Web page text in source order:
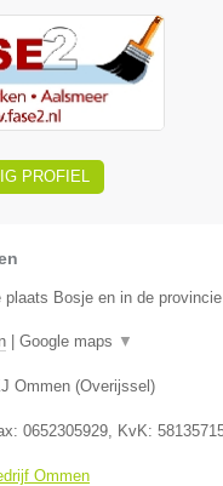
PROFIEL
Bosje en in de provincie
Google maps ▼
Ommen (Overijssel )
0652305929 , KvK:
Ommen